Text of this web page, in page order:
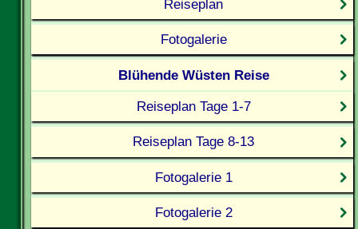
Reiseplan
Fotogalerie
Blühende Wüsten Reise
Reiseplan Tage 1-7
Reiseplan Tage 8-13
Fotogalerie 1
Fotogalerie 2